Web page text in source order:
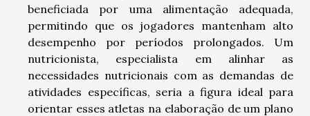
beneficiada por uma alimentação adequada,
permitindo que os jogadores mantenham alto
desempenho por períodos prolongados. Um
nutricionista, especialista em alinhar as
necessidades nutricionais com as demandas de
atividades específicas, seria a figura ideal para
orientar esses atletas na elaboração de um plano